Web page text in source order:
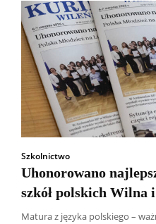
Szkolnictwo
Uhonorowano
szkół polskich Wilna
Matura z języka polskiego –